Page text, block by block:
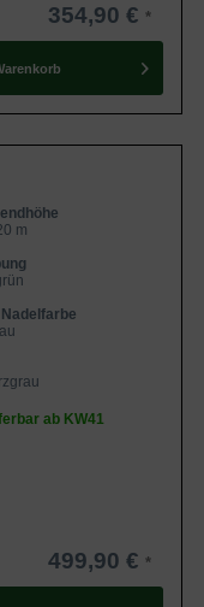
354,90 €
m
Nadelfarbe
ab KW41
499,90 €